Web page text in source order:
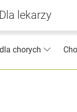
Dla lekarzy
chorych